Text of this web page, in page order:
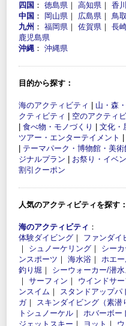
四国 ： 徳島県 ｜ 高知県 ｜ 香
中国 ： 岡山県 ｜ 広島県 ｜ 鳥
九州 ： 福岡県 ｜ 佐賀県 ｜ 長
鹿児島県
沖縄 ： 沖縄県
目的から探す：
海のアクティビティ 山・森
クティビティ
空のアクティ
食べ物・モノづくり 文化・
ツアー・エンターテイメント
テーマパーク・博物館・美
ジナルプラン
お祭り・イベ
割引クーポン
人気のアクティビティを探す：
海のアクティビティ ：
体験ダイビング ｜ ファンダイ
｜ シュノーケリング ｜ シー
ンスポーツ ｜ 海水浴 ｜ ホエ
釣り堀 ｜ シーウォーカー/潜
｜ サーフィン ｜ ウインドサ
ンスイム ｜ スタンドアップパ
ガ｜ スキンダイビング（素潜
トシュノーケル ｜ ホバーボー
ジェットスキー ｜ ヨット ｜